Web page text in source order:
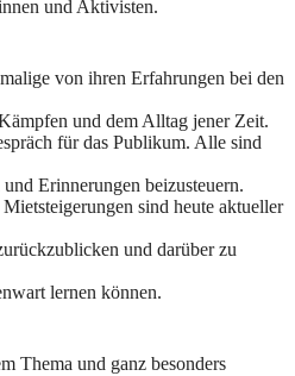
und Aktivisten.
von ihren Erfahrungen bei den
und dem Alltag jener Zeit.
für das Publikum. Alle sind
Erinnerungen beizusteuern.
sind heute aktueller
und darüber zu
lernen können.
Thema und ganz besonders